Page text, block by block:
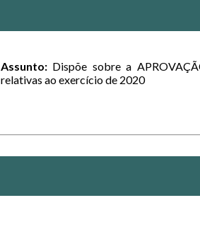
Assunto: Dispõe sobre a
relativas ao exercício de 2020